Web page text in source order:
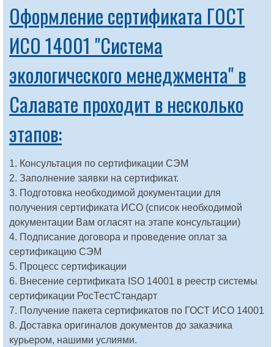
Оформление сертификата ГОСТ
ИСО 14001 "Система
экологического менеджмента" в
Салавате проходит в несколько
этапов:
1. Консультация по сертификации СЭМ
2. Заполнение заявки на сертификат.
3. Подготовка необходимой документации для
получения сертификата ИСО (список необходимой
документации Вам огласят на этапе консультации)
4. Подписание договора и проведение оплат за
сертификацию СЭМ
5. Процесс сертификации
6. Внесение сертификата ISO 14001 в реестр системы
сертификации РосТестСтандарт
7. Получение пакета сертификатов по ГОСТ ИСО 14001
8. Доставка оригиналов документов до заказчика
курьером, нашими услиями.